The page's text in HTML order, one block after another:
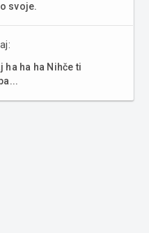
svoje.
ha ha ha Nihče ti